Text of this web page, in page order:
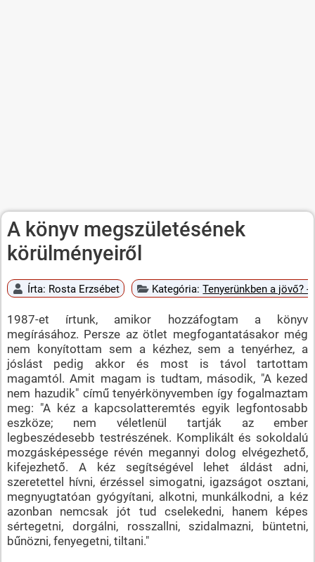
A könyv megszületésének
körülményeiről
Írta: Rosta Erzsébet Kategória:Tenyerünkben a jövő? -
1987-et írtunk, amikor hozzáfogtam a könyv
megírásához. Persze az ötlet megfogantatásakor még
nem konyítottam sem a kézhez, sem a tenyérhez, a
jóslást pedig akkor és most is távol tartottam
magamtól. Amit magam is tudtam, második, "A kezed
nem hazudik" című tenyérkönyvemben így fogalmaztam
meg: "A kéz a kapcsolatteremtés egyik legfontosabb
eszköze; nem véletlenül tartják az ember
legbeszédesebb testrészének. Komplikált és sokoldalú
mozgásképessége révén megannyi dolog elvégezhető,
kifejezhető. A kéz segítségével lehet áldást adni,
szeretettel hívni, érzéssel simogatni, igazságot osztani,
megnyugtatóan gyógyítani, alkotni, munkálkodni, a kéz
azonban nemcsak jót tud cselekedni, hanem képes
sértegetni, dorgálni, rosszallni, szidalmazni, büntetni,
bűnözni, fenyegetni, tiltani."